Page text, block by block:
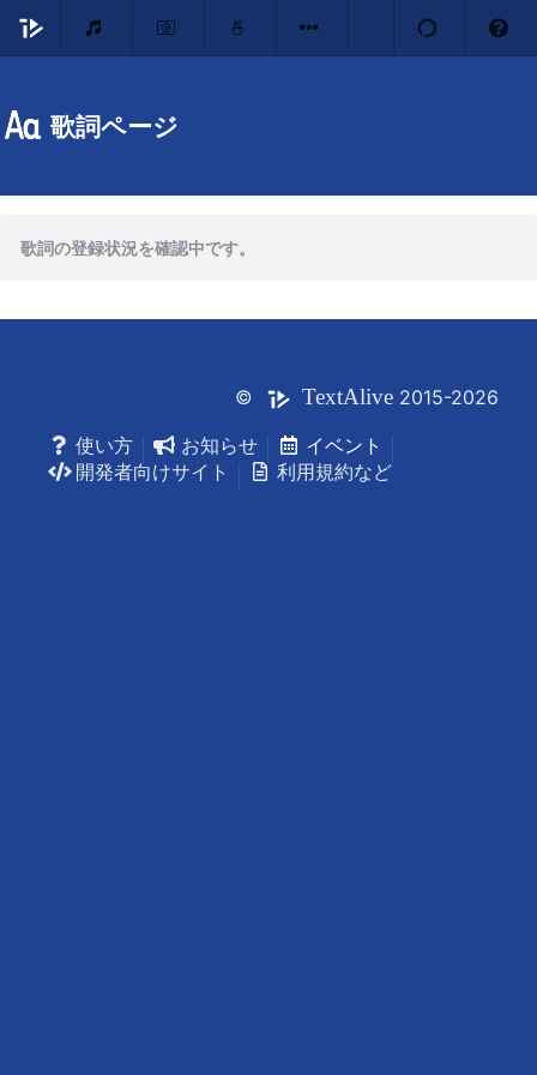
歌詞ページ
歌詞の登録状況を確認中です。
© TextAlive 2015-2026
使い方
お知らせ
イベント
開発者向けサイト
利用規約など